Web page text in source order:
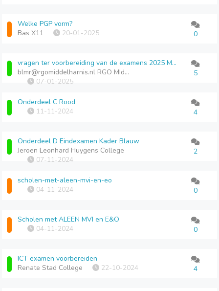
Welke PGP vorm?
Bas X11
20-01-2025 0
vragen ter voorbereiding van de examens 2025 MVI (gl)
blmr@rgomiddelharnis.nl RGO MIddelharnis
07-01-2025
5
Onderdeel C Rood
11-11-2024
4
Onderdeel D Eindexamen Kader Blauw
Jeroen Leonhard Huygens College
07-11-2024
2
scholen-met-aleen-mvi-en-eo
04-11-2024
0
Scholen met ALEEN MVI en E&O
04-11-2024
0
ICT examen voorbereiden
Renate Stad College
22-10-2024 4